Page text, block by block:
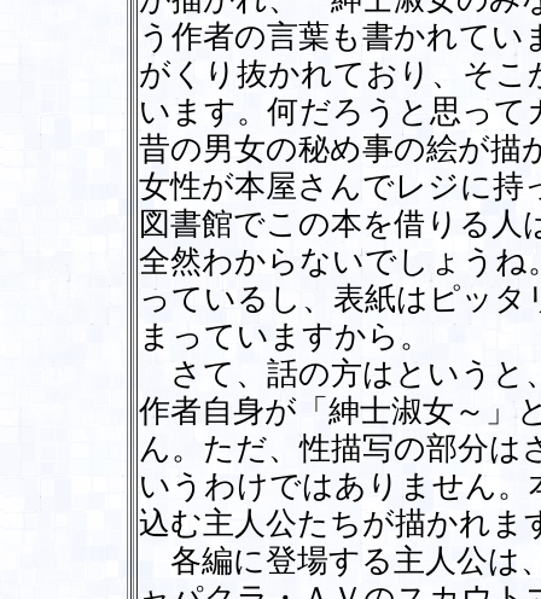
う作者の言葉も書かれて
がくり抜かれており、そこ
います。何だろうと思っ
昔の男女の秘め事の絵が
女性が本屋さんでレジに持
図書館でこの本を借りる
全然わからないでしょうね
っているし、表紙はピッ
まっていますから。
さて、話の方はというと
作者自身が「紳士淑女～」
ん。ただ、性描写の部分は
いうわけではありません
込む主人公たちが描かれま
各編に登場する主人公は